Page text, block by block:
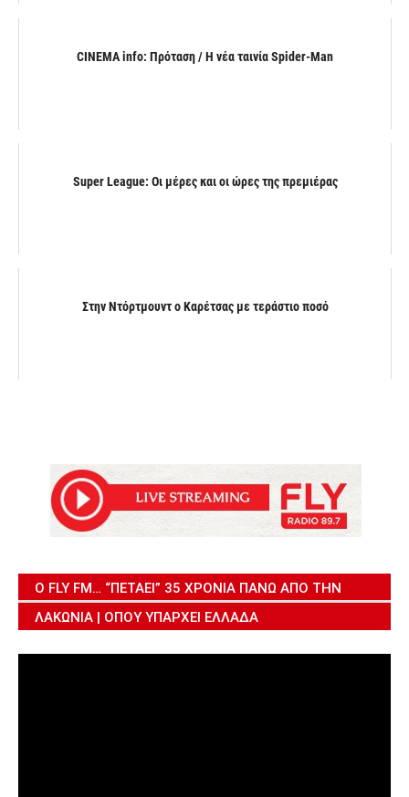
CINEMA info: Πρόταση / Η νέα ταινία Spider-Man
Super League: Οι μέρες και οι ώρες της πρεμιέρας
Στην Ντόρτμουντ ο Καρέτσας με τεράστιο ποσό
Ο FLY FM… “ΠΕΤΆΕΙ” 35 ΧΡΌΝΙΑ ΠΆΝΩ ΑΠΌ ΤΗΝ
ΛΑΚΩΝΊΑ | ΌΠΟΥ ΥΠΆΡΧΕΙ ΕΛΛΆΔΑ